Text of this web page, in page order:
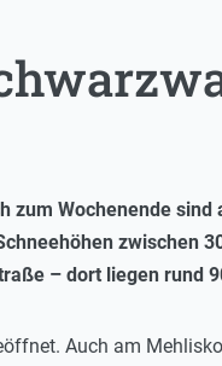
Wochenende
zwischen
– dort liegen rund
Auch am